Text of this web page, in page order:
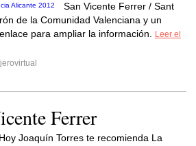
San Vicente Ferrer / Sant
de la Comunidad Valenciana y un
para ampliar la información.
Leer el
Ferrer
Hoy Joaquín Torres te recomienda La